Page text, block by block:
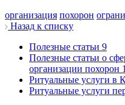
организация похорон
Назад к списку
Полезные статьи 9
Полезные статьи о
организации похорон
Ритуальные услуги в
Ритуальные услуги